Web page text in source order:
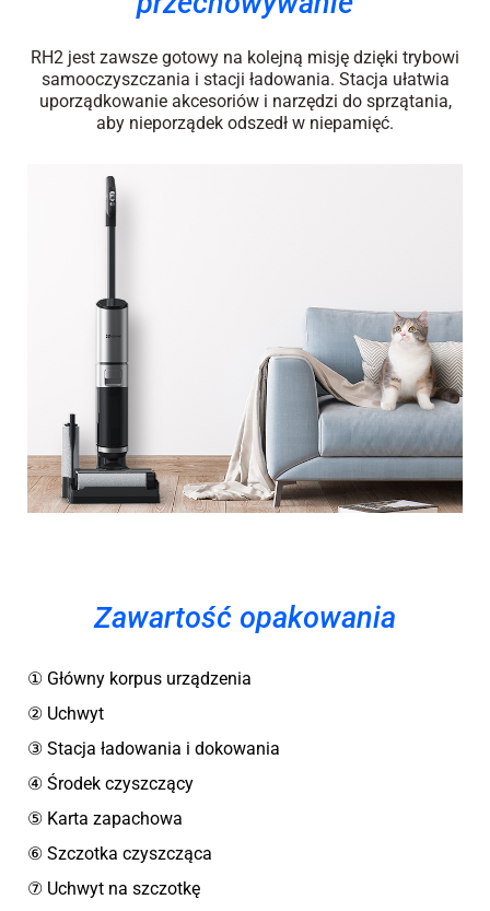
RH2 jest zawsze gotowy na kolejną misję dzięki trybowi
samooczyszczania i stacji ładowania. Stacja ułatwia
uporządkowanie akcesoriów i narzędzi do sprzątania,
aby nieporządek odszedł w niepamięć.
Zawartość opakowania
① Główny korpus urządzenia
② Uchwyt
③ Stacja ładowania i dokowania
④ Środek czyszczący
⑤ Karta zapachowa
⑥ Szczotka czyszcząca
⑦ Uchwyt na szczotkę